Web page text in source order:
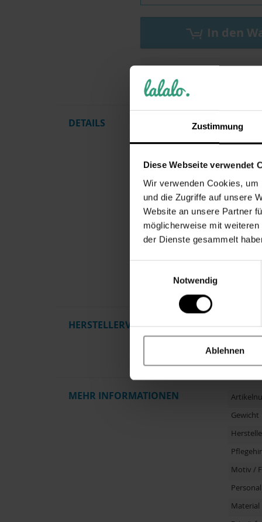
Zustimmung
Diese Webseite verwendet
Wir verwenden Cookies,
und die Zugriffe auf unsere
Website an unsere Partner
möglicherweise mit
der Dienste gesammelt
Notwendig
Ablehnen
In den
DETAILS
Schürze
werden.
DAS
HERSTELLERVERANTWORTUNG
Dieses
Qualität
die
MEHR INFORMATIONEN
Gewicht
Motiv /
Material